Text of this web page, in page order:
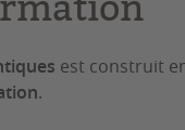
est construit
.